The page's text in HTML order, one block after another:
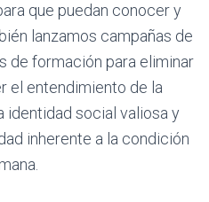
que puedan conocer y
lanzamos campañas de
de formación para eliminar
el entendimiento de la
identidad social valiosa y
inherente a la condición